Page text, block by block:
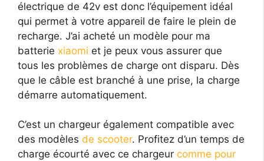
électrique de 42v est donc l’équipement idéal
qui permet à votre appareil de faire le plein de
recharge. J’ai acheté un modèle pour ma
batterie xiaomi et je peux vous assurer que
tous les problèmes de charge ont disparu. Dès
que le câble est branché à une prise, la charge
démarre automatiquement.
C’est un chargeur également compatible avec
des modèles de scooter. Profitez d’un temps de
charge écourté avec ce chargeur comme pour